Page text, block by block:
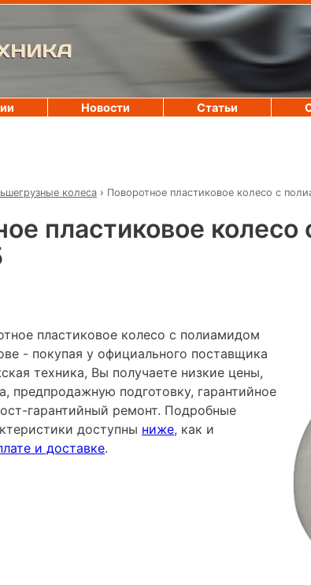
колеса › Поворотное пластиковое колесо с
пластиковое
пластиковое колесо с полиамидом
- покупая у официального поставщика
техника, Вы получаете низкие цены,
предпродажную подготовку, гарантийное
гарантийный ремонт. Подробные
доступны ниже, как и
и доставке.
Новости Статьи